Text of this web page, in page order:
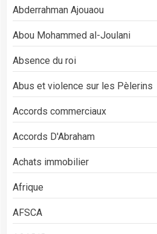
Abderrahman Ajouaou
Abou Mohammed al-Joulani
Absence du roi
Abus et violence sur les Pèlerins
Accords commerciaux
Accords D'Abraham
Achats immobilier
Afrique
AFSCA